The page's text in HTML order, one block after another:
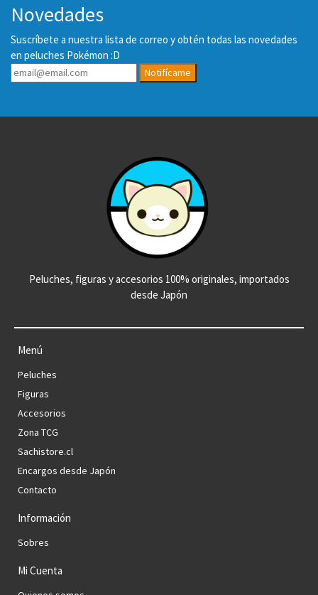
Novedades
Suscríbete a nuestra lista de correo y obtén todas las novedades
en peluches Pokémon :D
Notifícame
Peluches, figuras y accesorios 100% originales, importados
desde Japón
Menú
Peluches
Figuras
Accesorios
Zona TCG
Sachistore.cl
Encargos desde Japón
Contacto
Información
Sobres
Mi Cuenta